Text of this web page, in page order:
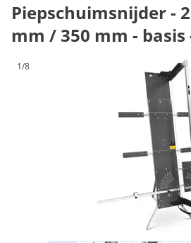
Piepschuimsnijder -
mm / 350 mm -
1/8